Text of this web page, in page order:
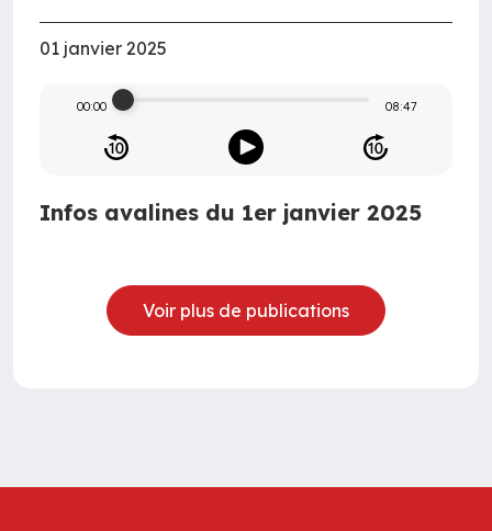
01 janvier 2025
00:00 08:47
Infos avalines du 1er janvier 2025
Voir plus de publications